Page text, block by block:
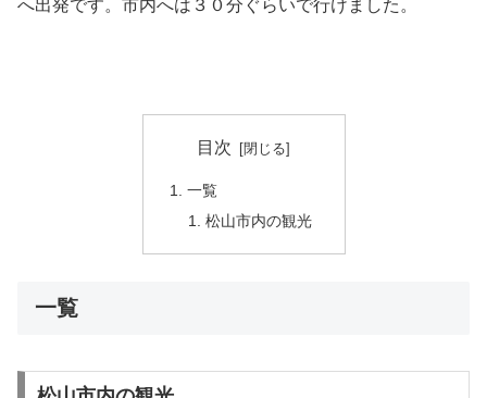
へ出発です。市内へは３０分ぐらいで行けました。
目次
一覧
松山市内の観光
一覧